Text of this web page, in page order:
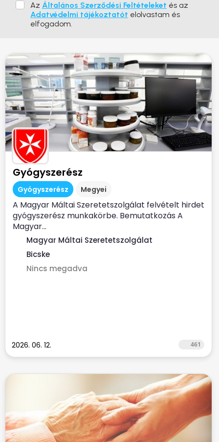
Az Általános Szerződési Feltételeket és az
Adatvédelmi tájékoztatót elolvastam és
elfogadom.
Gyógyszerész
Gyógyszerész Megyei
A Magyar Máltai Szeretetszolgálat felvételt hirdet
gyógyszerész munkakörbe. Bemutatkozás A
Magyar...
Magyar Máltai Szeretetszolgálat
Bicske
Nincs megadva
2026. 06. 12. 461